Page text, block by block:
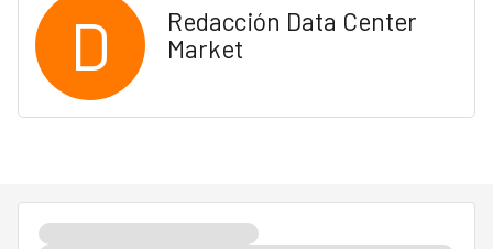
D
Redacción Data Center
Market